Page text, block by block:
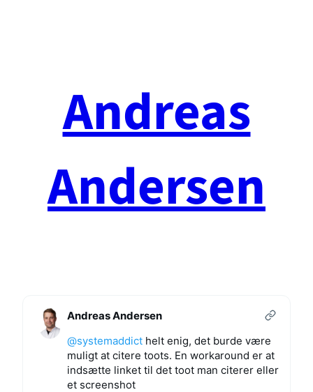
Andreas
Andersen
Andreas Andersen
@systemaddict helt enig, det burde være
muligt at citere toots. En workaround er at
indsætte linket til det toot man citerer eller
et screenshot